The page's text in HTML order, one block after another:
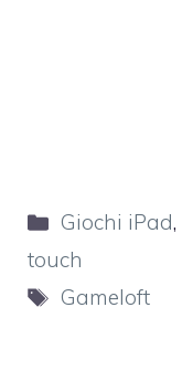
Categorie
Giochi iPad,
touch
Tag
Gameloft